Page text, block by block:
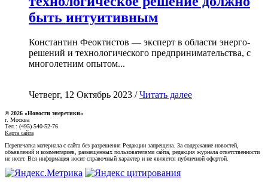
быть интуитивным
Константин Феоктистов — эксперт в области энерго-
решений и технологического предпринимательства, с
многолетним опытом...
Четверг, 12 Октябрь 2023 /Читать далее
© 2026 «Новости энеретики»
г. Москва
Тел.: (495) 540-52-76
Карта сайта
Перепечатка материала с сайта без разрешения Редакции запрещена. За содержание новостей,
объявлений и комментариев, размещенных пользователями сайта, редакция журнала ответственности
не несет. Вся информация носит справочный характер и не является публичной офертой.